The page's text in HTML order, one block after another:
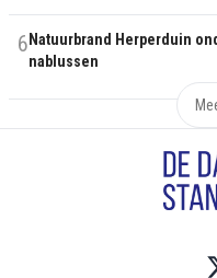
6 Natuurbrand Herperduin
nablussen